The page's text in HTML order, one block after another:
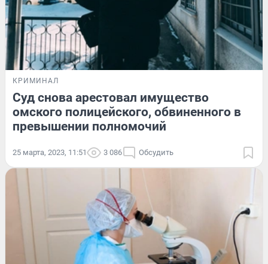
КРИМИНАЛ
Суд снова арестовал имущество
омского полицейского, обвиненного в
превышении полномочий
25 марта, 2023, 11:51 3 086 Обсудить